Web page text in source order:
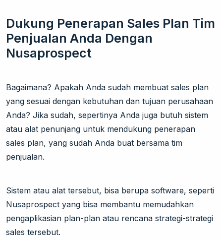
Dukung Penerapan Sales Plan Tim
Penjualan Anda Dengan
Nusaprospect
Bagaimana? Apakah Anda sudah membuat sales plan
yang sesuai dengan kebutuhan dan tujuan perusahaan
Anda? Jika sudah, sepertinya Anda juga butuh sistem
atau alat penunjang untuk mendukung penerapan
sales plan, yang sudah Anda buat bersama tim
penjualan.
Sistem atau alat tersebut, bisa berupa software, seperti
Nusaprospect yang bisa membantu memudahkan
pengaplikasian plan-plan atau rencana strategi-strategi
sales tersebut.